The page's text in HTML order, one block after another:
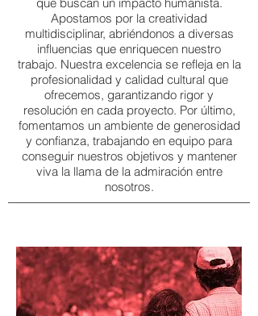
Apostamos por la creatividad
multidisciplinar, abriéndonos a diversas
influencias que enriquecen nuestro
trabajo. Nuestra excelencia se refleja en la
profesionalidad y calidad cultural que
ofrecemos, garantizando rigor y
resolución en cada proyecto. Por último,
fomentamos un ambiente de generosidad
y confianza, trabajando en equipo para
conseguir nuestros objetivos y mantener
viva la llama de la admiración entre
nosotros.